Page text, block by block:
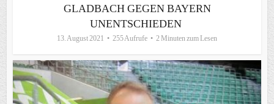
GLADBACH GEGEN BAYERN
UNENTSCHIEDEN
13. August 2021 255 Aufrufe 2 Minuten zum Lesen